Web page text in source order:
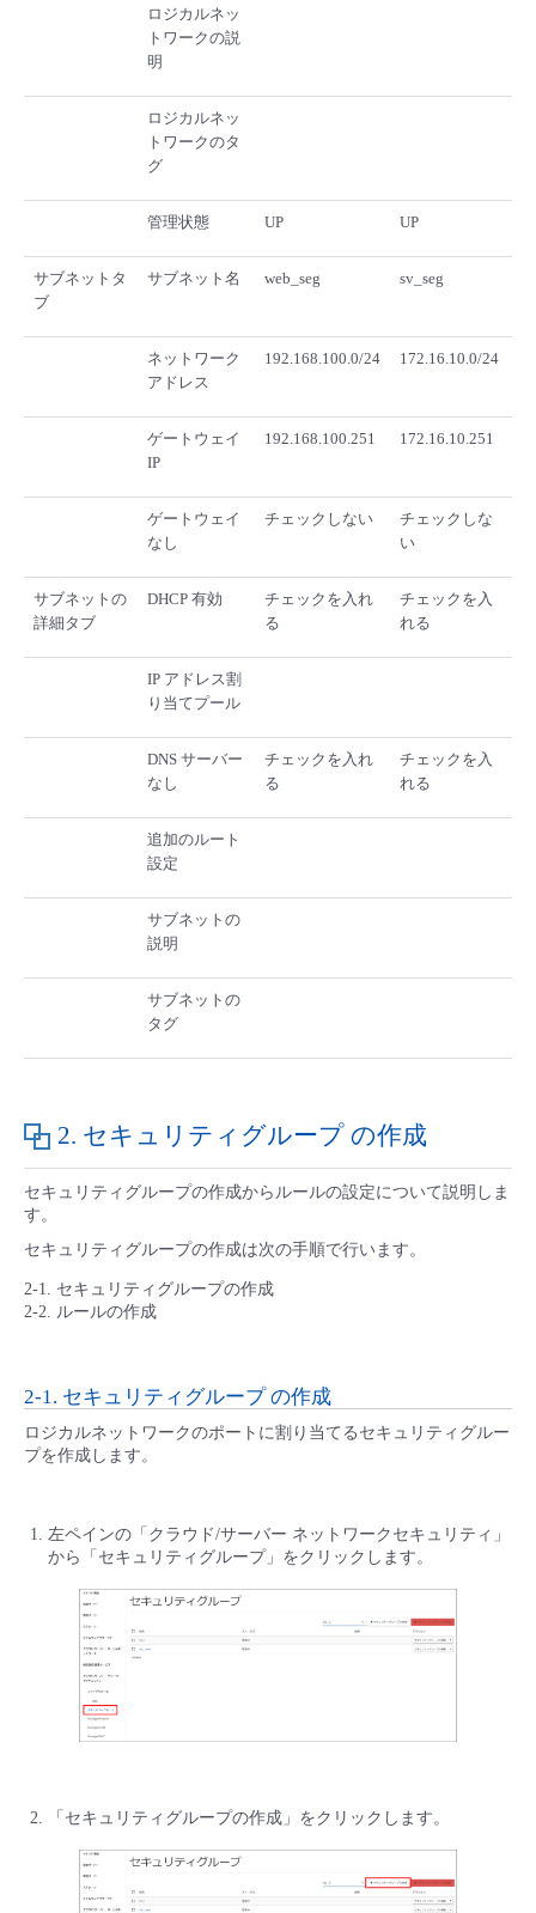
ロジカルネッ
トワークの説
明
ロジカルネッ
トワークのタ
グ
管理状態 UP UP
サブネットタ
ブ
サブネット名 web_seg sv_seg
ネットワーク
アドレス
192.168.100.0/24 172.16.10.0/24
ゲートウェイ
IP
192.168.100.251 172.16.10.251
ゲートウェイ
なし
チェックしない
チェックしな
い
サブネットの
詳細タブ
DHCP 有効
チェックを入れ
る
チェックを入
れる
IP アドレス割
り当てプール
DNS サーバー
なし
チェックを入れ
る
チェックを入
れる
追加のルート
設定
サブネットの
説明
サブネットの
タグ
2. セキュリティグループ の作成
セキュリティグループの作成からルールの設定について説明しま
す。
セキュリティグループの作成は次の手順で行います。
2-1. セキュリティグループの作成
2-2. ルールの作成
2-1. セキュリティグループ の作成
ロジカルネットワークのポートに割り当てるセキュリティグルー
プを作成します。
左ペインの「クラウド/サーバー ネットワークセキュリティ」
から「セキュリティグループ」をクリックします。
「セキュリティグループの作成」をクリックします。